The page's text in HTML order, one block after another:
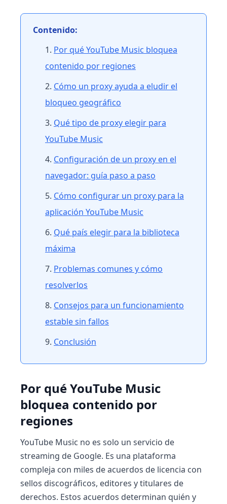
Contenido:
Por qué YouTube Music bloquea
contenido por regiones
Cómo un proxy ayuda a eludir el
bloqueo geográfico
Qué tipo de proxy elegir para
YouTube Music
Configuración de un proxy en el
navegador: guía paso a paso
Cómo configurar un proxy para la
aplicación YouTube Music
Qué país elegir para la biblioteca
máxima
Problemas comunes y cómo
resolverlos
Consejos para un funcionamiento
estable sin fallos
Conclusión
Por qué YouTube Music
bloquea contenido por
regiones
YouTube Music no es solo un servicio de
streaming de Google. Es una plataforma
compleja con miles de acuerdos de licencia con
sellos discográficos, editores y titulares de
derechos. Estos acuerdos determinan quién y